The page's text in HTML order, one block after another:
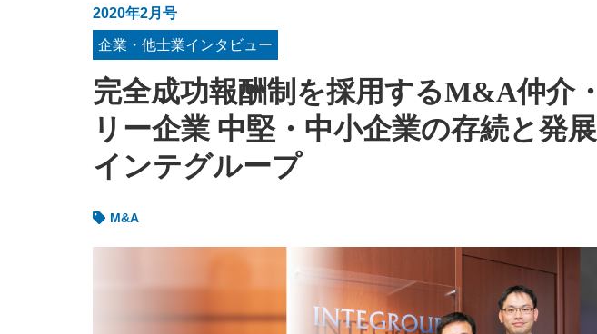
2020年2月号
企業・他士業インタビュー
完全成功報酬制を採用するM&A仲介
リー企業 中堅・中小企業の存続と発
インテグループ
M&A